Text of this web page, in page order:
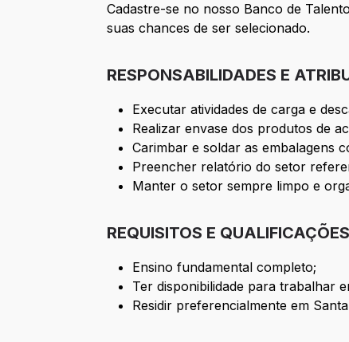
Cadastre-se no nosso Banco de
suas chances de ser selecionado.
RESPONSABILIDADES E
Executar atividades de carga e
Realizar envase dos produtos de
Carimbar e soldar as embalagens
Preencher relatório do setor
Manter o setor sempre limpo e
REQUISITOS E QUALIFICAÇÕES
Ensino fundamental completo;
Ter disponibilidade para trabalhar
Residir preferencialmente em